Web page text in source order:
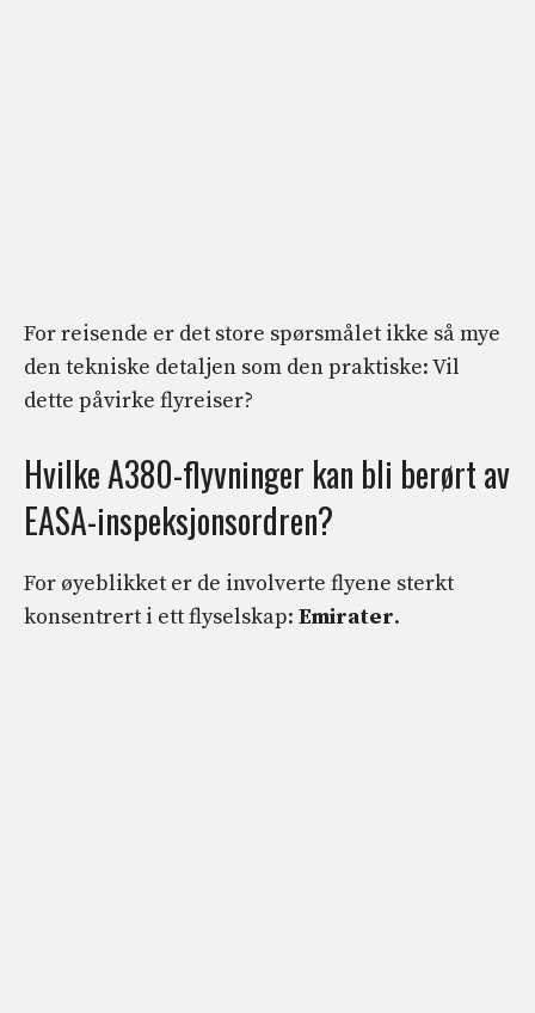
For reisende er det store spørsmålet ikke så mye
den tekniske detaljen som den praktiske: Vil
dette påvirke flyreiser?
Hvilke A380-flyvninger kan bli berørt av
EASA-inspeksjonsordren?
For øyeblikket er de involverte flyene sterkt
konsentrert i ett flyselskap: Emirater.